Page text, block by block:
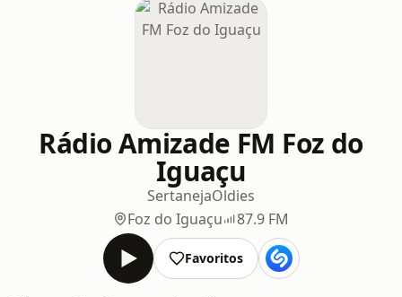
Rádio Amizade FM Foz do
Iguaçu
SertanejaOldies
Foz do Iguaçu
87.9 FM
Favoritos